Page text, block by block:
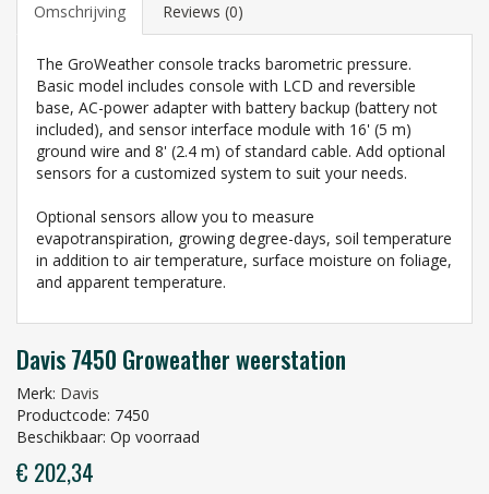
Omschrijving Reviews (0)
The GroWeather console tracks barometric pressure.
Basic model includes console with LCD and reversible
base, AC-power adapter with battery backup (battery not
included), and sensor interface module with 16' (5 m)
ground wire and 8' (2.4 m) of standard cable. Add optional
sensors for a customized system to suit your needs.
Optional sensors allow you to measure
evapotranspiration, growing degree-days, soil temperature
in addition to air temperature, surface moisture on foliage,
and apparent temperature.
Davis 7450 Groweather weerstation
Merk: Davis
Productcode: 7450
Beschikbaar: Op voorraad
€ 202,34